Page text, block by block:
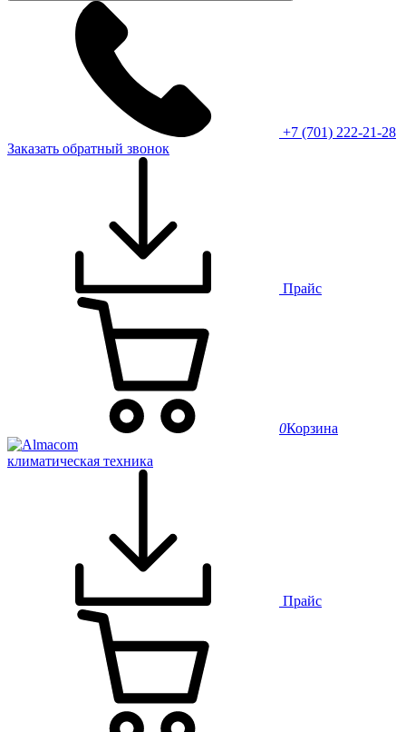
+7 (701) 222-21-28
Заказать обратный звонок
Прайс
0Корзина
климатическая техника
Прайс